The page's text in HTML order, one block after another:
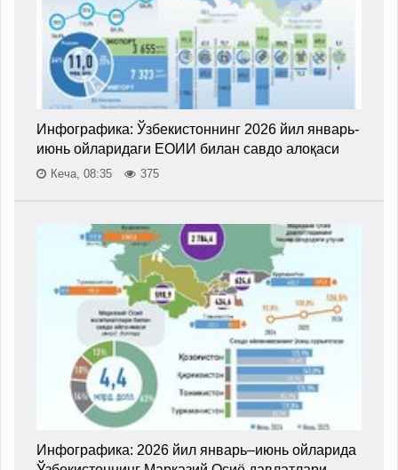
Инфографика: Ўзбекистоннинг 2026 йил январь-
июнь ойларидаги ЕОИИ билан савдо алоқаси
Кеча, 08:35 375
Инфографика: 2026 йил январь–июнь ойларида